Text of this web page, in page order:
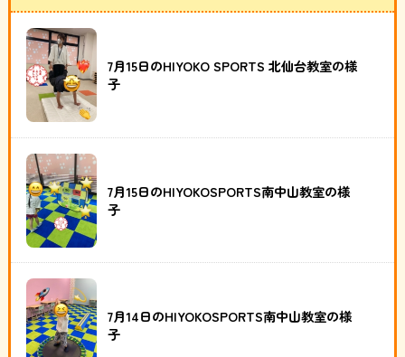
7月15日のHIYOKO SPORTS 北仙台教室の様
子
7月15日のHIYOKOSPORTS南中山教室の様
子
7月14日のHIYOKOSPORTS南中山教室の様
子